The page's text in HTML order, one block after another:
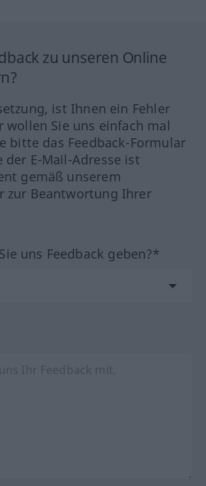
zu unseren Online
ist Ihnen ein Fehler
wollen Sie uns einfach mal
bitte das Feedback-Formular
der E-Mail-Adresse ist
gemäß unserem
zur Beantwortung Ihrer
uns Feedback geben?*